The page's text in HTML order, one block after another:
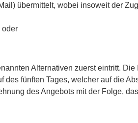
übermittelt, wobei insoweit der
oder
Alternativen zuerst eintritt. Die
des fünften Tages, welcher auf die
des Angebots mit der Folge,